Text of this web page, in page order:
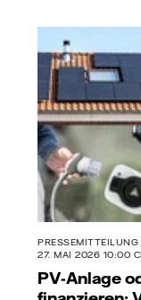
PRESSEMITTEILUNG
27. MAI 2026 10:00
PV-Anlage